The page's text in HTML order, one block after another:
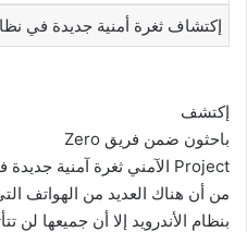
إكتشاف ثغرة أمنية جديدة في
إكتشف
باحثون ضمن فريق Zero
Project الآمني ثغرة آمنية
من أن هناك العديد من الهواتف
بنظام الأندرويد إلا أن جميعها لن